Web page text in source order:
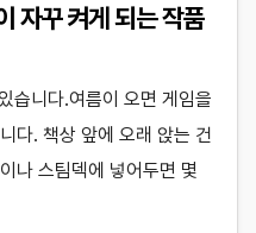
자꾸 켜게 되는 작품
습니다.여름이 오면 게임을
다. 책상 앞에 오래 앉는 건
나 스팀덱에 넣어두면 몇